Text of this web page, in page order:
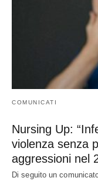
COMUNICATI
Nursing Up:
violenza senza
aggressioni nel
Di seguito un